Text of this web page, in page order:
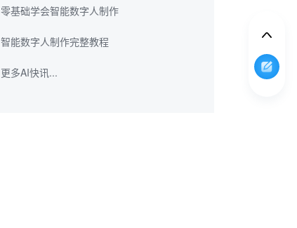
零基础学会智能数字人制作
智能数字人制作完整教程
更多AI快讯...